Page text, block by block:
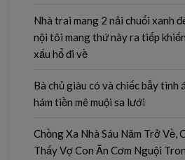
Nhà trai mang 2 nải chuối xanh
nội tôi mang thứ này ra tiếp
xấu hổ đi về
Bà chủ giàu có và chiếc bẫy tình
hám tiền mê muội sa lưới
Chồng Xa Nhà Sáu Năm Trở Về,
Thấy Vợ Con Ăn Cơm Nguội